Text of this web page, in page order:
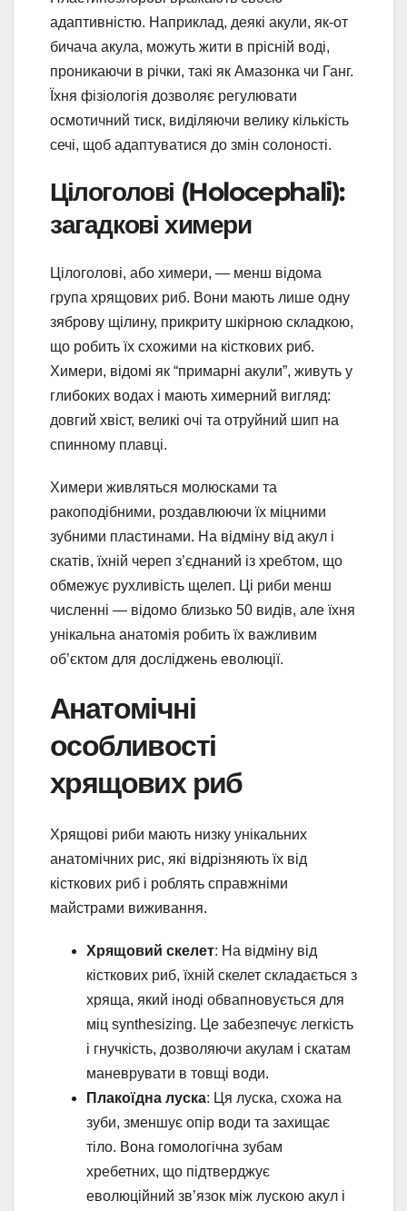
адаптивністю. Наприклад, деякі акули, як-от
бичача акула, можуть жити в прісній воді,
проникаючи в річки, такі як Амазонка чи Ганг.
Їхня фізіологія дозволяє регулювати
осмотичний тиск, виділяючи велику кількість
сечі, щоб адаптуватися до змін солоності.
Цілоголові (Holocephali):
загадкові химери
Цілоголові, або химери, — менш відома
група хрящових риб. Вони мають лише одну
зяброву щілину, прикриту шкірною складкою,
що робить їх схожими на кісткових риб.
Химери, відомі як “примарні акули”, живуть у
глибоких водах і мають химерний вигляд:
довгий хвіст, великі очі та отруйний шип на
спинному плавці.
Химери живляться молюсками та
ракоподібними, роздавлюючи їх міцними
зубними пластинами. На відміну від акул і
скатів, їхній череп з’єднаний із хребтом, що
обмежує рухливість щелеп. Ці риби менш
численні — відомо близько 50 видів, але їхня
унікальна анатомія робить їх важливим
об’єктом для досліджень еволюції.
Анатомічні
особливості
хрящових риб
Хрящові риби мають низку унікальних
анатомічних рис, які відрізняють їх від
кісткових риб і роблять справжніми
майстрами виживання.
Хрящовий скелет: На відміну від
кісткових риб, їхній скелет складається з
хряща, який іноді обвапновується для
міц synthesizing. Це забезпечує легкість
і гнучкість, дозволяючи акулам і скатам
маневрувати в товщі води.
Плакоїдна луска: Ця луска, схожа на
зуби, зменшує опір води та захищає
тіло. Вона гомологічна зубам
хребетних, що підтверджує
еволюційний зв’язок між лускою акул і